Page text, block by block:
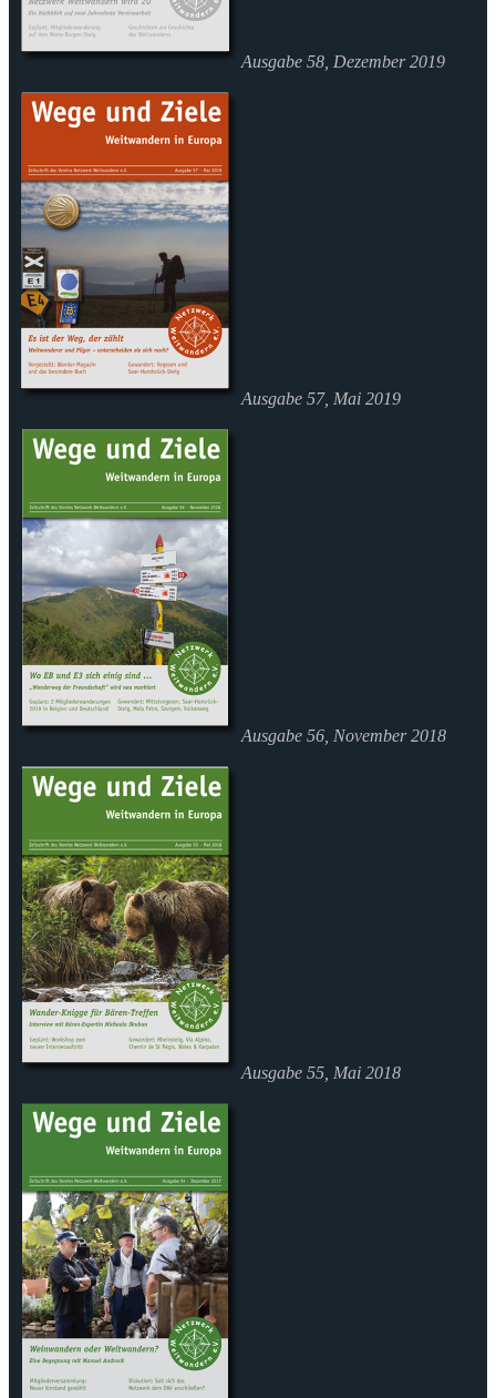
Ausgabe 58, Dezember 2019
Ausgabe 57, Mai 2019
Ausgabe 56, November 2018
Ausgabe 55, Mai 2018